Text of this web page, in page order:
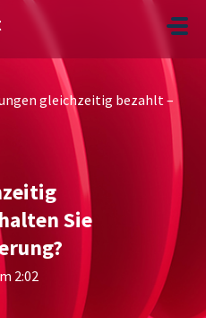
gleichzeitig bezahlt –
Sie
2:02